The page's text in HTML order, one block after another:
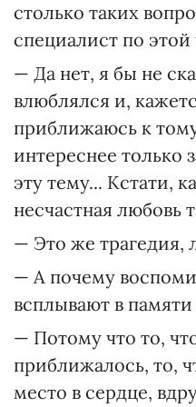
столько таких
специалист по этой
— Да нет, я бы не
влюблялся и,
приближаюсь к
интереснее только
эту тему... Кстати,
несчастная любовь
— Это же трагедия,
— А почему
всплывают в
— Потому что то,
приближалось, то,
место в сердце,